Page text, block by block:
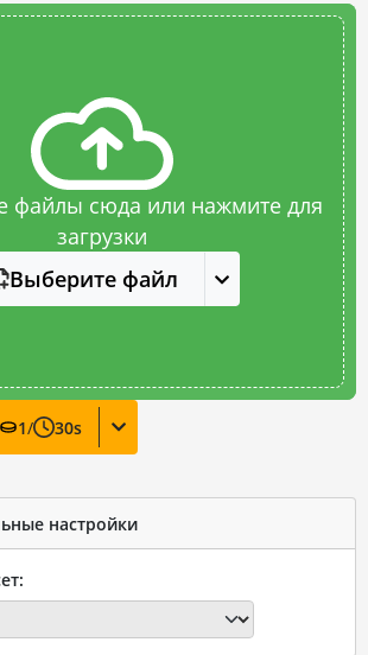
файлы сюда или нажмите для
загрузки
Выберите файл
1/ 30s
настройки